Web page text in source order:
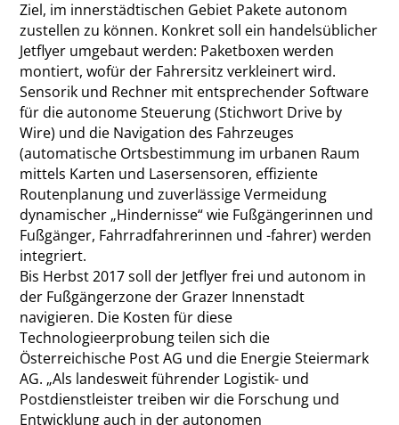
Ziel, im innerstädtischen Gebiet Pakete autonom
zustellen zu können. Konkret soll ein handelsüblicher
Jetflyer umgebaut werden: Paketboxen werden
montiert, wofür der Fahrersitz verkleinert wird.
Sensorik und Rechner mit entsprechender Software
für die autonome Steuerung (Stichwort Drive by
Wire) und die Navigation des Fahrzeuges
(automatische Ortsbestimmung im urbanen Raum
mittels Karten und Lasersensoren, effiziente
Routenplanung und zuverlässige Vermeidung
dynamischer „Hindernisse“ wie Fußgängerinnen und
Fußgänger, Fahrradfahrerinnen und -fahrer) werden
integriert.
Bis Herbst 2017 soll der Jetflyer frei und autonom in
der Fußgängerzone der Grazer Innenstadt
navigieren. Die Kosten für diese
Technologieerprobung teilen sich die
Österreichische Post AG und die Energie Steiermark
AG. „Als landesweit führender Logistik- und
Postdienstleister treiben wir die Forschung und
Entwicklung auch in der autonomen